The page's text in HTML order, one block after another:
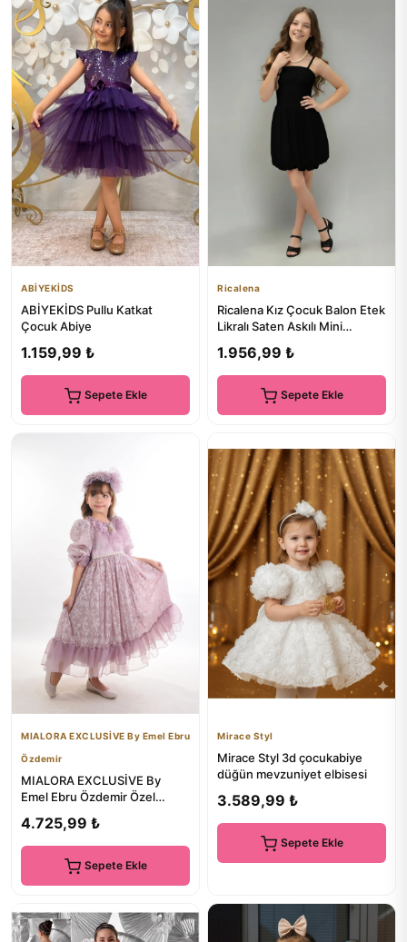
ABİYEKİDS
ABİYEKİDS Pullu Katkat
Çocuk Abiye
1.159,99 ₺
Sepete Ekle
Ricalena
Ricalena Kız Çocuk Balon Etek
Likralı Saten Askılı Mini
1.956,99 ₺
Sepete Ekle
MIALORA EXCLUSİVE By Emel Ebru
Özdemir
MIALORA EXCLUSİVE By
Emel Ebru Özdemir Özel
Elbise ,T...
4.725,99 ₺
Sepete Ekle
Mirace Styl
Mirace Styl 3d çocukabiye
düğün mevzuniyet elbisesi
3.589,99 ₺
Sepete Ekle